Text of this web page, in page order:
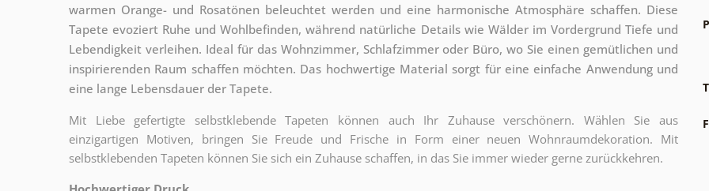
warmen Orange- und Rosatönen beleuchtet werden und eine harmonische Atmosphäre schaffen. Diese
Tapete evoziert Ruhe und Wohlbefinden, während natürliche Details wie Wälder im Vordergrund Tiefe und
Lebendigkeit verleihen. Ideal für das Wohnzimmer, Schlafzimmer oder Büro, wo Sie einen gemütlichen und
inspirierenden Raum schaffen möchten. Das hochwertige Material sorgt für eine einfache Anwendung und
eine lange Lebensdauer der Tapete.
Mit Liebe gefertigte selbstklebende Tapeten können auch Ihr Zuhause verschönern. Wählen Sie aus
einzigartigen Motiven, bringen Sie Freude und Frische in Form einer neuen Wohnraumdekoration. Mit
selbstklebenden Tapeten können Sie sich ein Zuhause schaffen, in das Sie immer wieder gerne zurückkehren.